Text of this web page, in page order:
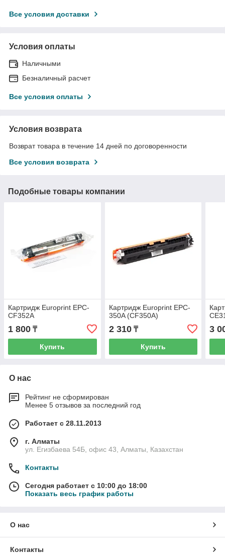
Все условия доставки
Условия оплаты
Наличными
Безналичный расчет
Все условия оплаты
Условия возврата
Возврат товара в течение 14 дней по договоренности
Все условия возврата
Подобные товары компании
Картридж Europrint EPC-
CF352A
1 800 ₸
Купить
Картридж Europrint EPC-
350A (CF350A)
2 310₸
Купить
3
О нас
Рейтинг не сформирован
Менее 5 отзывов за последний год
Работает с 28.11.2013
г. Алматы
ул. Егизбаева 54Б, офис 43, Алматы, Казахстан
Контакты
Сегодня работает с 10:00 до 18:00
Показать весь график работы
О нас
Контакты